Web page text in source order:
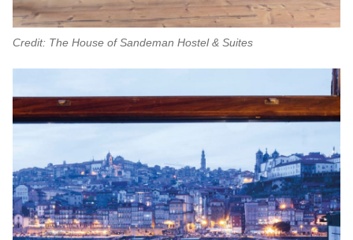
Credit: The House of Sandeman Hostel & Suites